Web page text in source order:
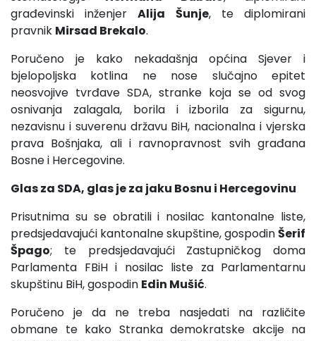
građevinski inženjerAlija Šunje, te diplomirani
pravnik Mirsad Brekalo.
Poručeno je kako nekadašnja općina Sjever i
bjelopoljska kotlina ne nose slučajno epitet
neosvojive tvrđave SDA, stranke koja se od svog
osnivanja zalagala, borila i izborila za sigurnu,
nezavisnu i suverenu državu BiH, nacionalna i vjerska
prava Bošnjaka, ali i ravnopravnost svih građana
Bosne i Hercegovine.
Glas za SDA, glas je za jaku Bosnu i Hercegovinu
Prisutnima su se obratili i nosilac kantonalne liste,
predsjedavajući kantonalne skupštine, gospodinŠerif
Špago; te predsjedavajući Zastupničkog doma
Parlamenta FBiH i nosilac liste za Parlamentarnu
skupštinu BiH, gospodin Edin Mušić.
Poručeno je da ne treba nasjedati na različite
obmane te kako Stranka demokratske akcije na